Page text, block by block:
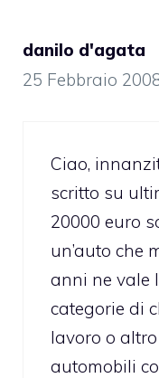
danilo d'agata
25 Febbraio
Ciao,
scritto su
20000 euro
un’auto che
anni ne vale
categorie di
lavoro o
automobili